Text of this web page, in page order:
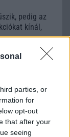
parties, or
for
opt-out
that after your
seeing
pedig az
kínál,
teljesen
amely